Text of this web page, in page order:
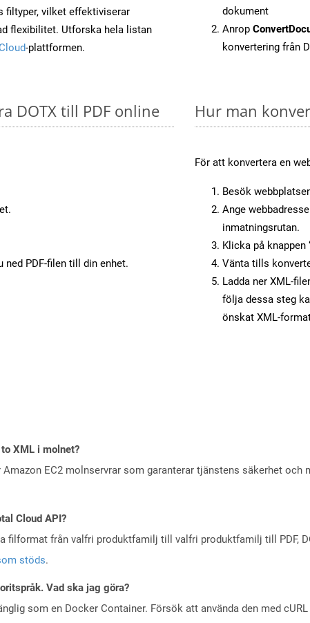
filtyper, vilket effektiviserar
flexibilitet. Utforska hela listan
-plattformen.
dokument
Anrop
konvertering från
DOTX till PDF online
ned PDF-filen till din enhet.
Hur man
För att konvertera en
Besök
Ange
inmatningsrutan.
Klicka på
Vänta tills
Ladda ner XML-
följa dessa steg
önskat XML-
XML i molnet?
EC2 molnservrar som garanterar tjänstens säkerhet
Cloud API?
från valfri produktfamilj till valfri produktfamilj till PDF,
stöds.
Vad ska jag göra?
som en Docker Container. Försök att använda den med